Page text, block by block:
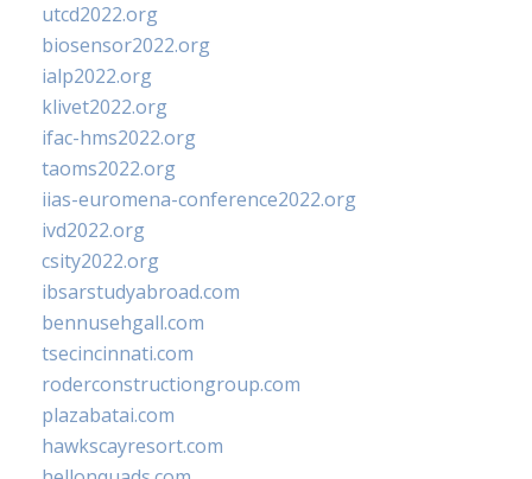
utcd2022.org
biosensor2022.org
ialp2022.org
klivet2022.org
ifac-hms2022.org
taoms2022.org
iias-euromena-conference2022.org
ivd2022.org
csity2022.org
ibsarstudyabroad.com
bennusehgall.com
tsecincinnati.com
roderconstructiongroup.com
plazabatai.com
hawkscayresort.com